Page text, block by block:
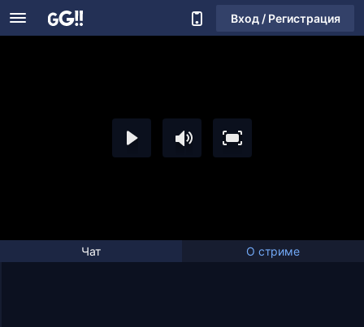
Вход / Регистрация
Чат О стриме